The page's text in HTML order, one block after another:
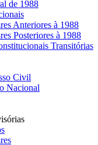
de 1988
Anteriores à 1988
Posteriores à 1988
Transitórias
Civil
Nacional